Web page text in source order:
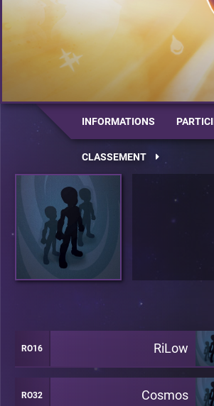
INFORMATIONS
CLASSEMENT
RO16 RiLow
RO32 Cosmos